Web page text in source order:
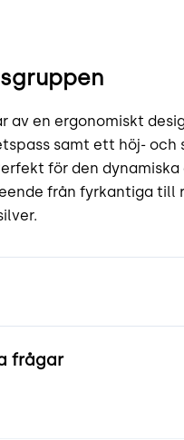
av en ergonomiskt
samt ett höj-
för den
från fyrkantiga till
frågar